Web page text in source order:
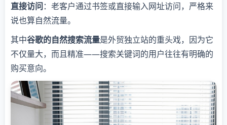
直接访问：老客户通过书签或直接输入网址访问，严格来
说也算自然流量。
其中谷歌的自然搜索流量是外贸独立站的重头戏，因为它
不仅量大，而且精准——搜索关键词的用户往往有明确的
购买意向。